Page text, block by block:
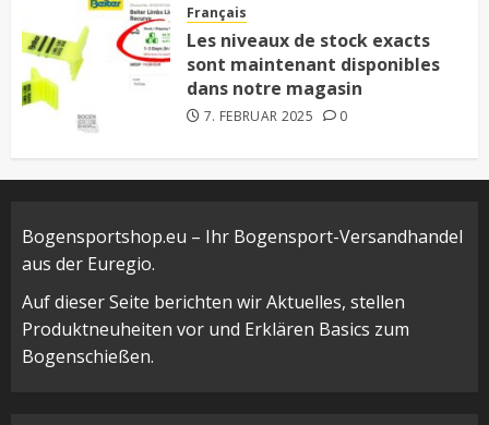
Français
Les niveaux de stock exacts
sont maintenant disponibles
dans notre magasin
7. FEBRUAR 2025 0
Bogensportshop.eu – Ihr Bogensport-Versandhandel
aus der Euregio.
Auf dieser Seite berichten wir Aktuelles, stellen
Produktneuheiten vor und Erklären Basics zum
Bogenschießen.